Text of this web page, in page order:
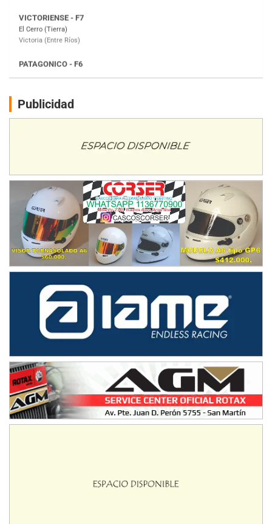
Moto Club Reginense (Tierra)
Gral. E. Godoy (Río Negro)
Juventud Unida (Tierra)
Humboldt (Santa Fe)
NORESTE SANTAFESINO - F6
SUR SANTAFESINO - F4
TUCUMANO - F5
Juan Navarro (Asfalto)
El Timbó (Tucumán)
COBERTURA ESPECIAL DE E-KART.COM.AR
08/09-AGO
IAME SERIES ARGENTINA 6
Ramiro Tot (Asfalto)
Baradero (Buenos Aires)
KDO - F6
Ciudad de Trenque Lauquen (Asfalto)
Trenque Lauquen (Buenos Aires)
ENTRERRIANO - F6 (POSTERGADA)
Parque de la Velocidad (Asfalto)
Villaguay (Entre Ríos)
VICTORIENSE - F7
El Cerro (Tierra)
Gral. E. Godoy (Río Negro)
Publicidad